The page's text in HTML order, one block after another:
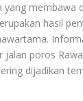
yang membawa
hasil
jalan poros
dijadikan